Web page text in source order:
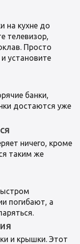
на кухне до
телевизор,
Просто
установите
банки,
достаются уже
ничего, кроме
таким же
погибают, а
и крышки. Этот